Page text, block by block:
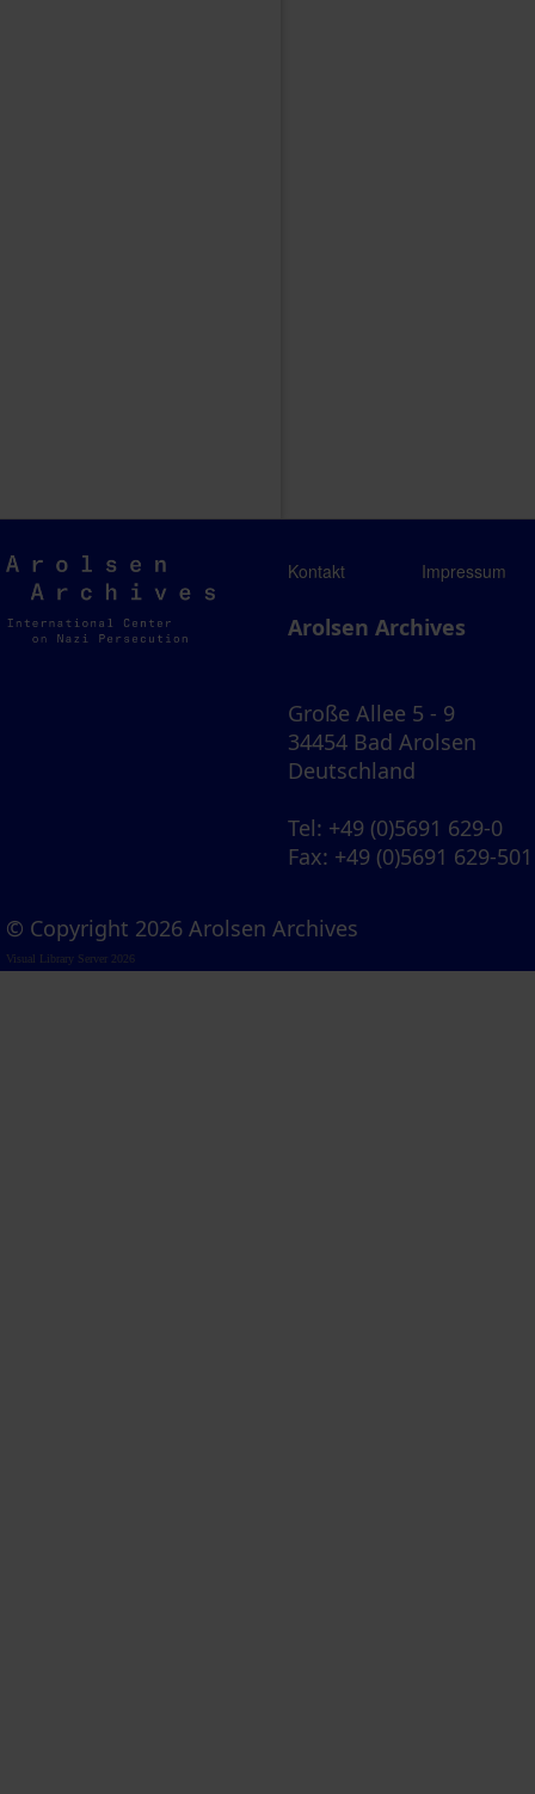
Arolsen
Archives
Kontakt Impressum
Arolsen Archives
Große Allee 5 - 9
34454 Bad Arolsen
Deutschland
Tel: +49 (0)5691 629-0
Fax: +49 (0)5691 629-501
© Copyright 2026 Arolsen Archives
Visual Library Server 2026